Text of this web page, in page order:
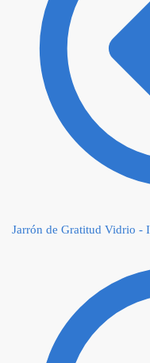
Jarrón de Gratitud Vidrio -